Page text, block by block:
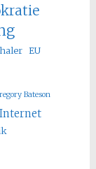
EU
Bateson
Internet